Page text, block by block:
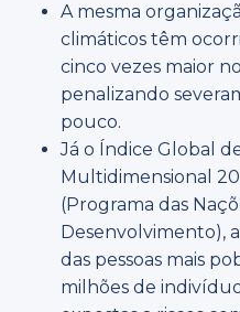
A mesma
climáticos têm
cinco vezes maior
penalizando
pouco.
Já o Índice Global
Multidimensional
(Programa das
Desenvolvimento),
das pessoas mais
milhões de